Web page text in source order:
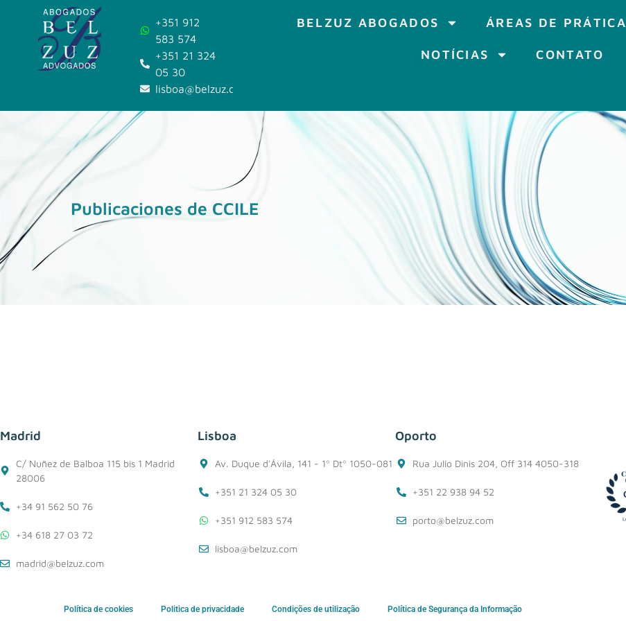
+351 912
583 574
+351 21 324
05 30
lisboa@belzuz.com
BELZUZ ABOGADOS ÁREAS DE PRÁTICA
NOTÍCIAS CONTATO
Publicaciones de CCILE
Madrid
C/ Nuñez de Balboa 115 bis 1 Madrid
28006
+34 91 562 50 76
+34 618 27 03 72
madrid@belzuz.com
Lisboa
Av. Duque d'Ávila, 141 - 1º Dtº 1050-081
+351 21 324 05 30
+351 912 583 574
lisboa@belzuz.com
Oporto
Rua Julio Dinis 204, Off 314 4050-318
+351 22 938 94 52
porto@belzuz.com
Política de cookies Politica de privacidade Condições de utilização Política de Segurança da Informação